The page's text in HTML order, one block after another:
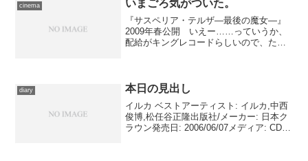
cinema いまごろ気がついた。
『サスペリア・テルザ―最後の魔女―』
2009年春公開 いえー……っていうか、
配給がキングレコードらしいので、たぶ
diary 本日の見出し
イルカ ベストアーティスト: イルカ,中西
俊博,松任谷正隆出版社/メーカー: 日本ク
ラウン発売日: 2006/06/07メディア: CD